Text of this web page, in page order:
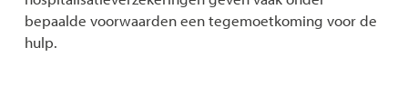
bepaalde voorwaarden een tegemoetkoming voor de
hulp.